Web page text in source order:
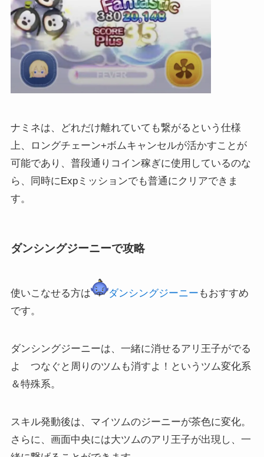
ナミネは、どれだけ離れていても繋がるという仕様
上、ロングチェーン+ボムキャンセルが活かすことが
可能であり、普段通りコイン稼ぎに使用しているのな
ら、同時にExpミッションでも普通にクリアできま
す。
ダンシングジーニーで攻略
使いこなせる方は ダンシングジーニー もおすすめ
です。
ダンシングジーニーは、一緒に消せるアリ王子がでる
よ つなぐと周りのツムも消すよ！というツム変化系
＆特殊系。
スキル発動後は、マイツムのジーニーが茶色に変化。
さらに、画面中央には大ツムのアリ王子が出現し、一